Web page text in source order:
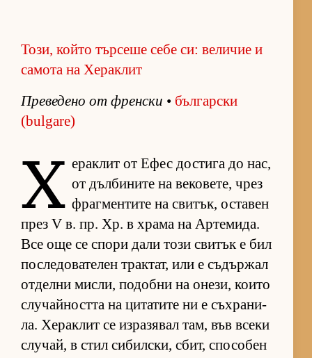
Този, който търсеше себе си: величие и
самота на Хераклит
Пре­ве­дено от френ­ски • бъл­гар­ски
(bulgare)
Х е­рак­лит от Ефес дос­тига до нас,
от дъл­би­ните на ве­ко­ве­те, чрез
фраг­мен­тите на сви­тък, ос­та­вен
през V в. пр. Хр. в храма на Ар­те­ми­да.
Все още се спори дали този сви­тък е бил
пос­ле­до­ва­те­лен трак­тат, или е съ­дър­жал
от­делни мис­ли, по­добни на оне­зи, ко­ито
слу­чай­ността на ци­та­тите ни е съх­ра­ни­
ла. Хе­рак­лит се из­ра­зя­вал там, във всеки
слу­чай, в стил си­бил­с­ки, сбит, спо­со­бен